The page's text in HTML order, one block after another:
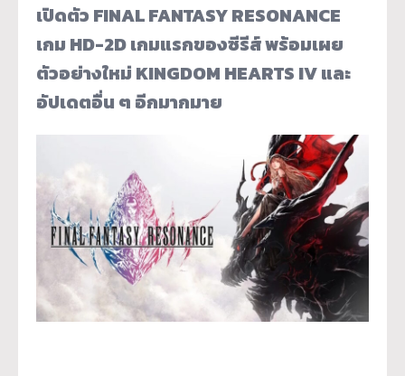
เปิดตัว FINAL FANTASY RESONANCE
เกม HD-2D เกมแรกของซีรีส์ พร้อมเผย
ตัวอย่างใหม่ KINGDOM HEARTS IV และ
อัปเดตอื่น ๆ อีกมากมาย